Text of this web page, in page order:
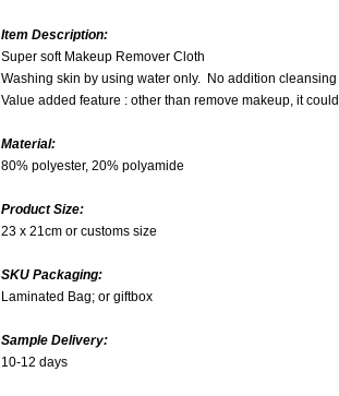
Item Description:
Super soft Makeup Remover Cloth
Washing skin by using water only. No addition
Value added feature : other than remove makeup, it
Material:
80% polyester, 20% polyamide
Product Size:
23 x 21cm or customs size
SKU Packaging:
Laminated Bag; or giftbox
Sample Delivery:
10-12 days